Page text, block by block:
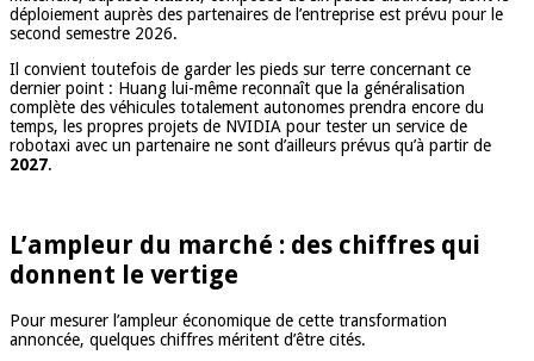
déploiement auprès des partenaires de l’entreprise est prévu pour le
second semestre 2026.
Il convient toutefois de garder les pieds sur terre concernant ce
dernier point : Huang lui-même reconnaît que la généralisation
complète des véhicules totalement autonomes prendra encore du
temps, les propres projets de NVIDIA pour tester un service de
robotaxi avec un partenaire ne sont d’ailleurs prévus qu’à partir de
2027.
L’ampleur du marché : des chiffres qui
donnent le vertige
Pour mesurer l’ampleur économique de cette transformation
annoncée, quelques chiffres méritent d’être cités.